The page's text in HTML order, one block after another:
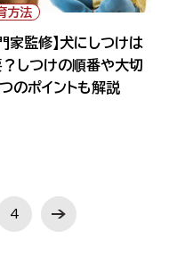
のポイントも解説">
方法
門家監修】犬にしつけは
しつけの順番や大切
のポイントも解説
4